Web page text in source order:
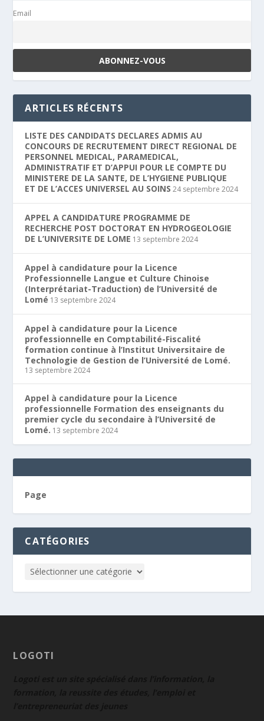
Email
ARTICLES RÉCENTS
LISTE DES CANDIDATS DECLARES ADMIS AU
CONCOURS DE RECRUTEMENT DIRECT REGIONAL DE
PERSONNEL MEDICAL, PARAMEDICAL,
ADMINISTRATIF ET D’APPUI POUR LE COMPTE DU
MINISTERE DE LA SANTE, DE L’HYGIENE PUBLIQUE
ET DE L’ACCES UNIVERSEL AU SOINS 24 septembre 2024
APPEL A CANDIDATURE PROGRAMME DE
RECHERCHE POST DOCTORAT EN HYDROGEOLOGIE
DE L’UNIVERSITE DE LOME 13 septembre 2024
Appel à candidature pour la Licence
Professionnelle Langue et Culture Chinoise
(Interprétariat-Traduction) de l’Université de
Lomé 13 septembre 2024
Appel à candidature pour la Licence
professionnelle en Comptabilité-Fiscalité
formation continue à l’Institut Universitaire de
Technologie de Gestion de l’Université de Lomé.
13 septembre 2024
Appel à candidature pour la Licence
professionnelle Formation des enseignants du
premier cycle du secondaire à l’Université de
Lomé. 13 septembre 2024
Page
CATÉGORIES
LOGOTI